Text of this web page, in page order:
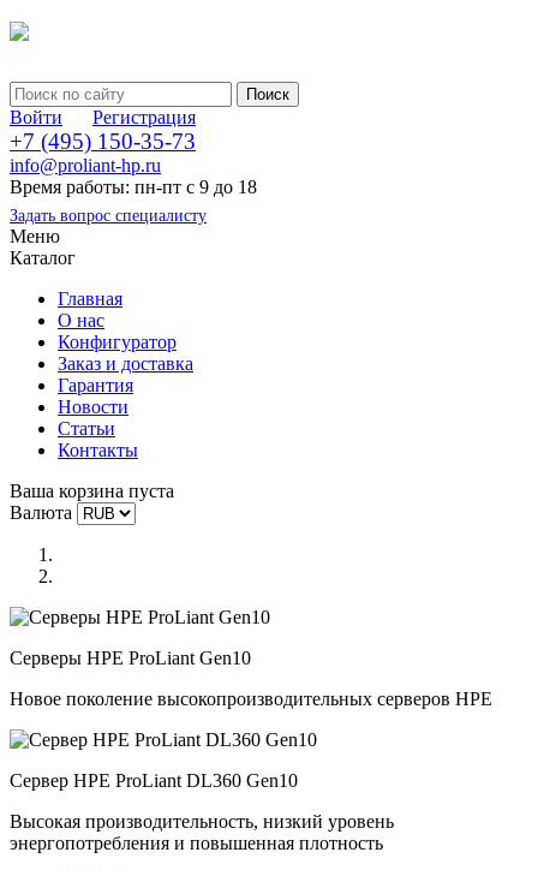
Войти Регистрация
+7 (495) 150-35-73
info@proliant-hp.ru
Время работы: пн-пт с 9 до 18
Задать вопрос специалисту
Меню
Каталог
Главная
О нас
Конфигуратор
Заказ и доставка
Гарантия
Новости
Статьи
Контакты
Ваша корзина пуста
Валюта
Серверы HPE ProLiant Gen10
Новое поколение высокопроизводительных серверов HPE
Сервер HPE ProLiant DL360 Gen10
Высокая производительность, низкий уровень
энергопотребления и повышенная плотность